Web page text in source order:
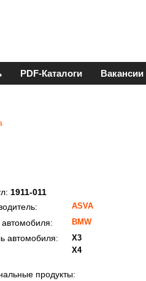
PDF-Каталоги Вакансии
1911-011
ASVA
BMW
автомобиля:
X3
X4
продукты: